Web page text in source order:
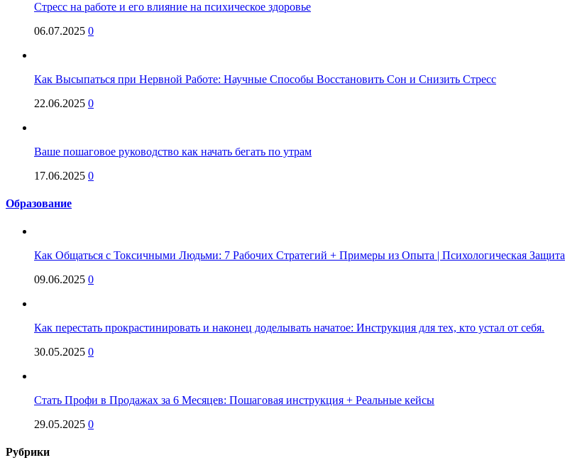
Стресс на работе и его влияние на психическое здоровье
06.07.2025 0
Как Высыпаться при Нервной Работе: Научные Способы Восстановить Сон и Снизить Стресс
22.06.2025 0
Ваше пошаговое руководство как начать бегать по утрам
17.06.2025 0
Образование
Как Общаться с Токсичными Людьми: 7 Рабочих Стратегий + Примеры из Опыта | Психологическая Защита
09.06.2025 0
Как перестать прокрастинировать и наконец доделывать начатое: Инструкция для тех, кто устал от себя.
30.05.2025 0
Стать Профи в Продажах за 6 Месяцев: Пошаговая инструкция + Реальные кейсы
29.05.2025 0
Рубрики